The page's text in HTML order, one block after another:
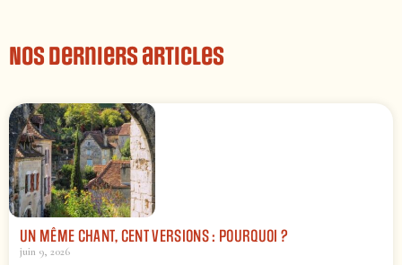
Nos derniers articles
UN MÊME CHANT, CENT VERSIONS : POURQUOI ?
juin 9, 2026